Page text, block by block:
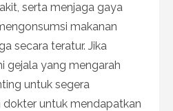
serta menjaga gaya
makanan
secara teratur. Jika
gejala yang mengarah
untuk segera
untuk mendapatkan